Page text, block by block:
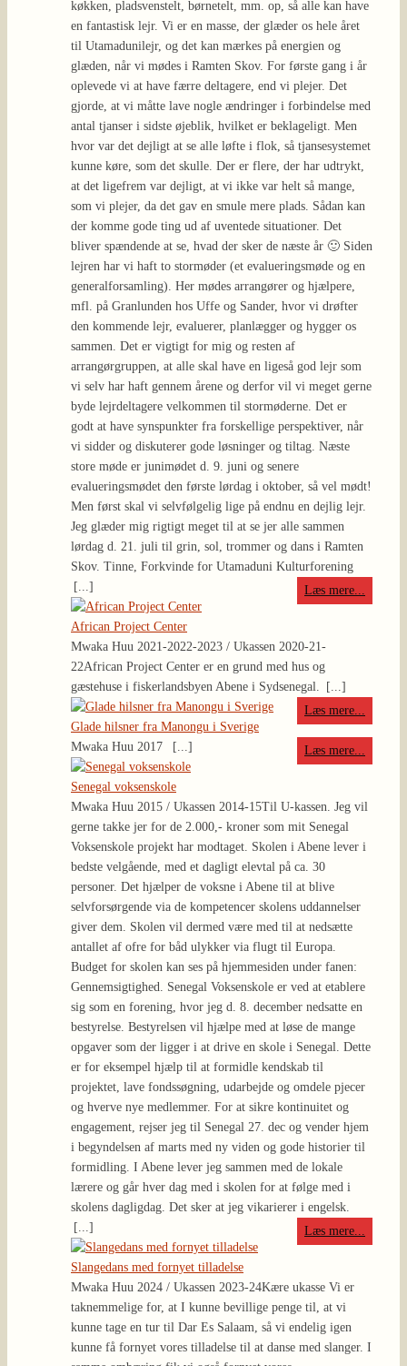
køkken, pladsvenstelt, børnetelt, mm. op, så alle kan have
en fantastisk lejr. Vi er en masse, der glæder os hele året
til Utamadunilejr, og det kan mærkes på energien og
glæden, når vi mødes i Ramten Skov. For første gang i år
oplevede vi at have færre deltagere, end vi plejer. Det
gjorde, at vi måtte lave nogle ændringer i forbindelse med
antal tjanser i sidste øjeblik, hvilket er beklageligt. Men
hvor var det dejligt at se alle løfte i flok, så tjansesystemet
kunne køre, som det skulle. Der er flere, der har udtrykt,
at det ligefrem var dejligt, at vi ikke var helt så mange,
som vi plejer, da det gav en smule mere plads. Sådan kan
der komme gode ting ud af uventede situationer. Det
bliver spændende at se, hvad der sker de næste år 🙂 Siden
lejren har vi haft to stormøder (et evalueringsmøde og en
generalforsamling). Her mødes arrangører og hjælpere,
mfl. på Granlunden hos Uffe og Sander, hvor vi drøfter
den kommende lejr, evaluerer, planlægger og hygger os
sammen. Det er vigtigt for mig og resten af
arrangørgruppen, at alle skal have en ligeså god lejr som
vi selv har haft gennem årene og derfor vil vi meget gerne
byde lejrdeltagere velkommen til stormøderne. Det er
godt at have synspunkter fra forskellige perspektiver, når
vi sidder og diskuterer gode løsninger og tiltag. Næste
store møde er junimødet d. 9. juni og senere
evalueringsmødet den første lørdag i oktober, så vel mødt!
Men først skal vi selvfølgelig lige på endnu en dejlig lejr.
Jeg glæder mig rigtigt meget til at se jer alle sammen
lørdag d. 21. juli til grin, sol, trommer og dans i Ramten
Skov. Tinne, Forkvinde for Utamaduni Kulturforening
[...]
Læs mere...
African Project Center
Mwaka Huu 2021-2022-2023 / Ukassen 2020-21-
22African Project Center er en grund med hus og
gæstehuse i fiskerlandsbyen Abene i Sydsenegal.
[...]
Læs mere...
Glade hilsner fra Manongu i Sverige
Mwaka Huu 2017
[...] Læs mere...
Senegal voksenskole
Mwaka Huu 2015 / Ukassen 2014-15Til U-kassen. Jeg vil
gerne takke jer for de 2.000,- kroner som mit Senegal
Voksenskole projekt har modtaget. Skolen i Abene lever i
bedste velgående, med et dagligt elevtal på ca. 30
personer. Det hjælper de voksne i Abene til at blive
selvforsørgende via de kompetencer skolens uddannelser
giver dem. Skolen vil dermed være med til at nedsætte
antallet af ofre for båd ulykker via flugt til Europa.
Budget for skolen kan ses på hjemmesiden under fanen:
Gennemsigtighed. Senegal Voksenskole er ved at etablere
sig som en forening, hvor jeg d. 8. december nedsatte en
bestyrelse. Bestyrelsen vil hjælpe med at løse de mange
opgaver som der ligger i at drive en skole i Senegal. Dette
er for eksempel hjælp til at formidle kendskab til
projektet, lave fondssøgning, udarbejde og omdele pjecer
og hverve nye medlemmer. For at sikre kontinuitet og
engagement, rejser jeg til Senegal 27. dec og vender hjem
i begyndelsen af marts med ny viden og gode historier til
formidling. I Abene lever jeg sammen med de lokale
lærere og går hver dag med i skolen for at følge med i
skolens dagligdag. Det sker at jeg vikarierer i engelsk.
[...]
Læs mere...
Slangedans med fornyet tilladelse
Mwaka Huu 2024 / Ukassen 2023-24Kære ukasse Vi er
taknemmelige for, at I kunne bevillige penge til, at vi
kunne tage en tur til Dar Es Salaam, så vi endelig igen
kunne få fornyet vores tilladelse til at danse med slanger. I